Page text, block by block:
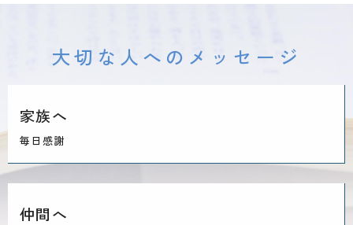
大切な人へのメッセージ
家族へ
毎日感謝
仲間へ